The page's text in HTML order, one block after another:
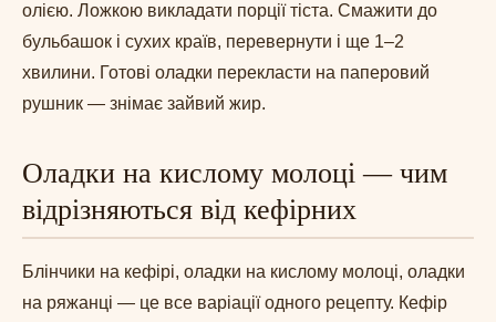
олією. Ложкою викладати порції тіста. Смажити до
бульбашок і сухих країв, перевернути і ще 1–2
хвилини. Готові оладки перекласти на паперовий
рушник — знімає зайвий жир.
Оладки на кислому молоці — чим
відрізняються від кефірних
Блінчики на кефірі, оладки на кислому молоці, оладки
на ряжанці — це все варіації одного рецепту. Кефір